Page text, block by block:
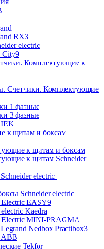
RX3
electric
City9
Комплектующие к
Счетчики. Комплектующие
1 фазные
3 фазные
к щитам и боксам
к щитам и боксам
к щитам Schneider
electric
Schneider electric
Electric EASY9
Kaedra
Electric MINI-PRAGMA
Nedbox Practibox3
Tekfor